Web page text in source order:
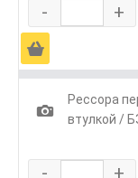
- +
Ä
1
Рессора
втулкой /
- +